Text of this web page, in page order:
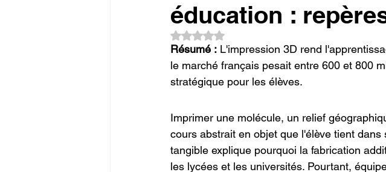
éducation :
Noté NaN étoiles sur 5.
Résumé : L'impression 3D rend
le marché français pesait entre 600 et 800
stratégique pour les élèves.
Imprimer une molécule, un relief
cours abstrait en objet que l'élève tient
tangible explique pourquoi la fabrication
les lycées et les universités. Pourtant,